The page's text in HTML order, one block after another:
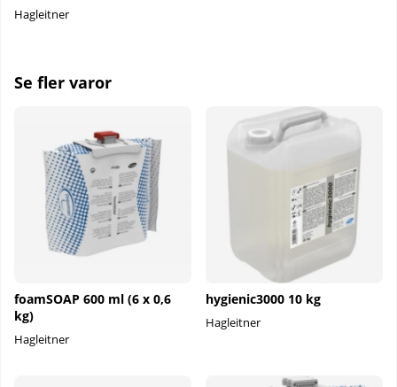
Hagleitner
Se fler varor
foamSOAP 600 ml (6 x 0,6
kg)
Hagleitner
hygienic3000 10 kg
Hagleitner